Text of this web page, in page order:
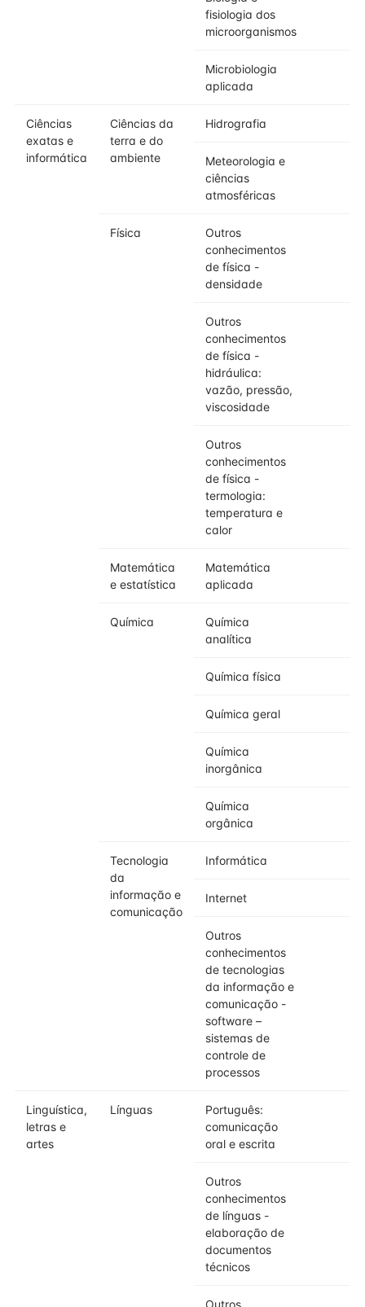
fisiologia dos
microorganismos
Microbiologia
aplicada
Ciências
exatas e
informática
Ciências da
terra e do
ambiente
Hidrografia
Meteorologia e
ciências
atmosféricas
Física
Outros
conhecimentos
de física -
densidade
Outros
conhecimentos
de física -
hidráulica:
vazão, pressão,
viscosidade
Outros
conhecimentos
de física -
termologia:
temperatura e
calor
Matemática
e estatística
Matemática
aplicada
Química
Química
analítica
Química física
Química geral
Química
inorgânica
Química
orgânica
Tecnologia
da
informação e
comunicação
Informática
Internet
Outros
conhecimentos
de tecnologias
da informação e
comunicação -
software –
sistemas de
controle de
processos
Linguística,
letras e
artes
Línguas
Português:
comunicação
oral e escrita
Outros
conhecimentos
de línguas -
elaboração de
documentos
técnicos
Outros